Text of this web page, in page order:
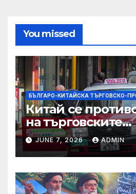
You missed
БЪЛГАРО-КИТАЙСКА ТЪРГОВСКО-
Китай се
на търговските
ограничителни
САЩ във връзка
принудителен
Министерство на
търговията
JUNE 7, 2026 ADMIN